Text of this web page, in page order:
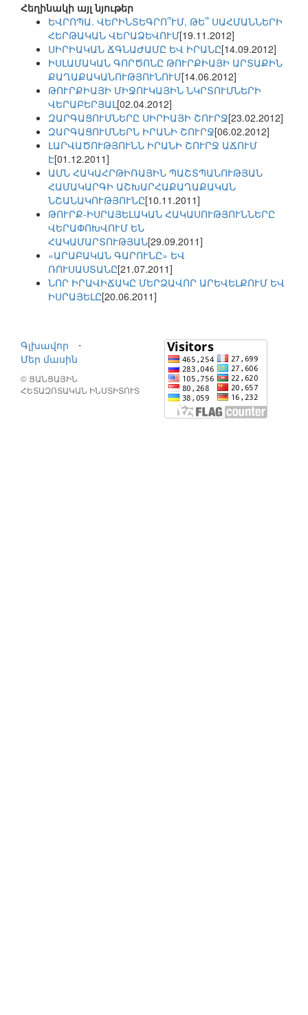
Հեղինակի այլ նյութեր
ԵՎՐՈՊԱ. ՎԵՐԻՆՏԵԳՐՈ՞ՒՄ, ԹԵ՞ ՍԱՀՄԱՆՆԵՐԻ
ՀԵՐԹԱԿԱՆ ՎԵՐԱՁԵՎՈՒՄ[19.11.2012]
ՍԻՐԻԱԿԱՆ ՃԳՆԱԺԱՄԸ ԵՎ ԻՐԱՆԸ[14.09.2012]
ԻՍԼԱՄԱԿԱՆ ԳՈՐԾՈՆԸ ԹՈՒՐՔԻԱՅԻ ԱՐՏԱՔԻՆ
ՔԱՂԱՔԱԿԱՆՈՒԹՅՈՒՆՈՒՄ[14.06.2012]
ԹՈՒՐՔԻԱՅԻ ՄԻՋՈՒԿԱՅԻՆ ՆԿՐՏՈՒՄՆԵՐԻ
ՎԵՐԱԲԵՐՅԱԼ[02.04.2012]
ԶԱՐԳԱՑՈՒՄՆԵՐԸ ՍԻՐԻԱՅԻ ՇՈՒՐՋ[23.02.2012]
ԶԱՐԳԱՑՈՒՄՆԵՐՆ ԻՐԱՆԻ ՇՈՒՐՋ[06.02.2012]
ԼԱՐՎԱԾՈՒԹՅՈՒՆՆ ԻՐԱՆԻ ՇՈՒՐՋ ԱՃՈՒՄ
Է[01.12.2011]
ԱՄՆ ՀԱԿԱՀՐԹԻՌԱՅԻՆ ՊԱՇՏՊԱՆՈՒԹՅԱՆ
ՀԱՄԱԿԱՐԳԻ ԱՇԽԱՐՀԱՔԱՂԱՔԱԿԱՆ
ՆՇԱՆԱԿՈՒԹՅՈՒՆԸ[10.11.2011]
ԹՈՒՐՔ-ԻՍՐԱՅԵԼԱԿԱՆ ՀԱԿԱՍՈՒԹՅՈՒՆՆԵՐԸ
ՎԵՐԱՓՈԽՎՈՒՄ ԵՆ
ՀԱԿԱՄԱՐՏՈՒԹՅԱՆ[29.09.2011]
«ԱՐԱԲԱԿԱՆ ԳԱՐՈՒՆԸ» ԵՎ
ՌՈՒՍԱՍՏԱՆԸ[21.07.2011]
ՆՈՐ ԻՐԱՎԻՃԱԿԸ ՄԵՐՁԱՎՈՐ ԱՐԵՎԵԼՔՈՒՄ ԵՎ
ԻՍՐԱՅԵԼԸ[20.06.2011]
Գլխավոր
⋅
Մեր մասին
© ՑԱՆՑԱՅԻՆ
ՀԵՏԱԶՈՏԱԿԱՆ ԻՆՍՏԻՏՈՒՏ